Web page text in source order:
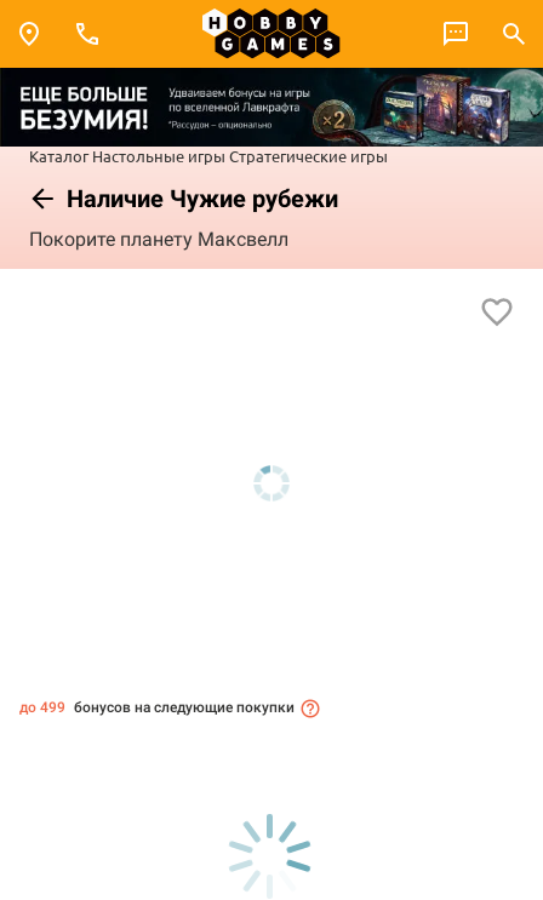
Каталог Настольные игры Стратегические игры
Наличие Чужие рубежи
Покорите планету Максвелл
до 499 бонусов на следующие покупки